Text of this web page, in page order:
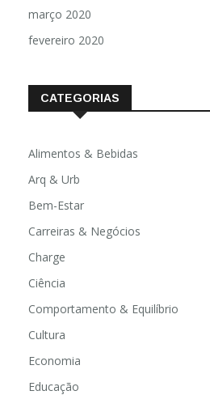
março 2020
fevereiro 2020
CATEGORIAS
Alimentos & Bebidas
Arq & Urb
Bem-Estar
Carreiras & Negócios
Charge
Ciência
Comportamento & Equilíbrio
Cultura
Economia
Educação